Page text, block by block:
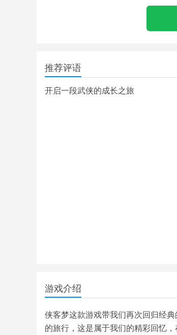
推荐评语
开启一段武侠的成长之旅
游戏介绍
侠客梦这款游戏带我们再次回归经
的旅行，这是属于我们的精彩回忆